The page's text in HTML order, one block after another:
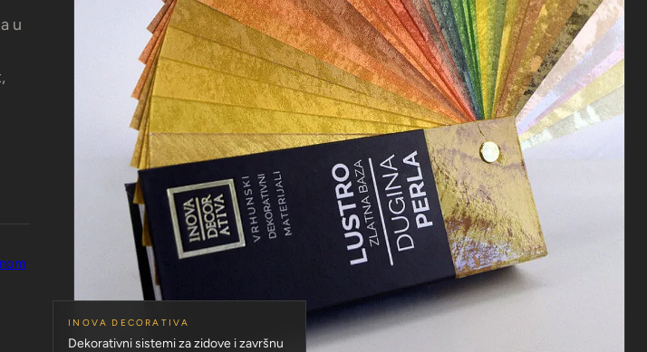
u
INOVA DECORATIVA
Dekorativni sistemi za zidove i završnu